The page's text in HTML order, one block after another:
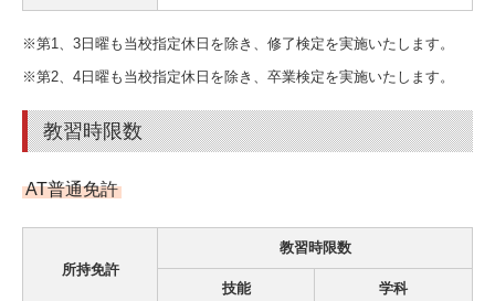
※第1、3日曜も当校指定休日を除き、修了検定を実施いたします。
※第2、4日曜も当校指定休日を除き、卒業検定を実施いたします。
教習時限数
AT普通免許
所持免許
教習時限数
技能 学科